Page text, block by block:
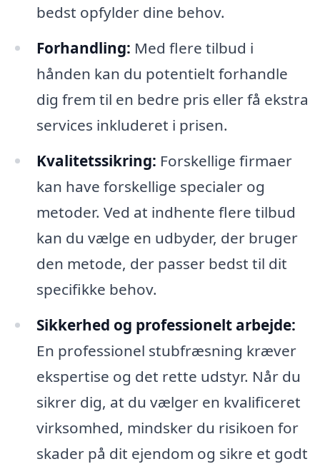
bedst opfylder dine behov.
Forhandling: Med flere tilbud i
hånden kan du potentielt forhandle
dig frem til en bedre pris eller få ekstra
services inkluderet i prisen.
Kvalitetssikring: Forskellige firmaer
kan have forskellige specialer og
metoder. Ved at indhente flere tilbud
kan du vælge en udbyder, der bruger
den metode, der passer bedst til dit
specifikke behov.
Sikkerhed og professionelt arbejde:
En professionel stubfræsning kræver
ekspertise og det rette udstyr. Når du
sikrer dig, at du vælger en kvalificeret
virksomhed, mindsker du risikoen for
skader på dit ejendom og sikre et godt